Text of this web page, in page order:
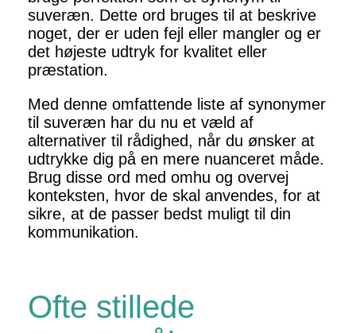
suveræn. Dette ord bruges til at beskrive
noget, der er uden fejl eller mangler og er
det højeste udtryk for kvalitet eller
præstation.
Med denne omfattende liste af synonymer
til suveræn har du nu et væld af
alternativer til rådighed, når du ønsker at
udtrykke dig på en mere nuanceret måde.
Brug disse ord med omhu og overvej
konteksten, hvor de skal anvendes, for at
sikre, at de passer bedst muligt til din
kommunikation.
Ofte stillede